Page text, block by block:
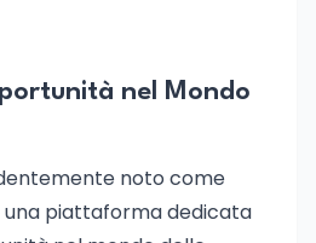
nel Mondo
noto come
una piattaforma dedicata